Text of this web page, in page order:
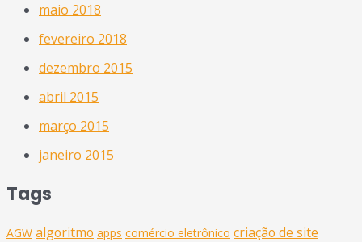
maio 2018
fevereiro 2018
dezembro 2015
abril 2015
março 2015
janeiro 2015
Tags
AGW algoritmo apps comércio eletrônico criação de site